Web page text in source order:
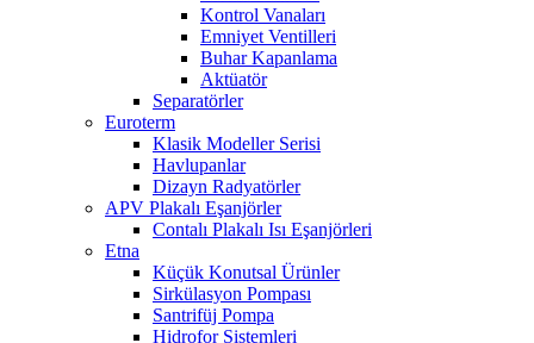
Kontrol Vanaları
Emniyet Ventilleri
Buhar Kapanlama
Aktüatör
Separatörler
Euroterm
Klasik Modeller Serisi
Havlupanlar
Dizayn Radyatörler
APV Plakalı Eşanjörler
Contalı Plakalı Isı Eşanjörleri
Etna
Küçük Konutsal Ürünler
Sirkülasyon Pompası
Santrifüj Pompa
Hidrofor Sistemleri